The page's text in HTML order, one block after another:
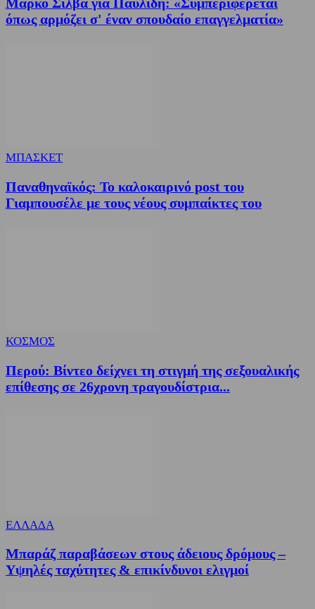
όπως αρμόζει σ' έναν σπουδαίο επαγγελματία»
ΜΠΑΣΚΕΤ
Παναθηναϊκός: Το καλοκαιρινό post του
Γιαμπουσέλε με τους νέους συμπαίκτες του
ΚΟΣΜΟΣ
Περού: Βίντεο δείχνει τη στιγμή της σεξουαλικής
επίθεσης σε 26χρονη τραγουδίστρια...
ΕΛΛΑΔΑ
Μπαράζ παραβάσεων στους άδειους δρόμους –
Υψηλές ταχύτητες & επικίνδυνοι ελιγμοί